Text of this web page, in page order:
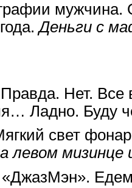
Деньги с
Нет. Все
Ладно. Буду
свет
левом мизинце
«ДжазМэн».